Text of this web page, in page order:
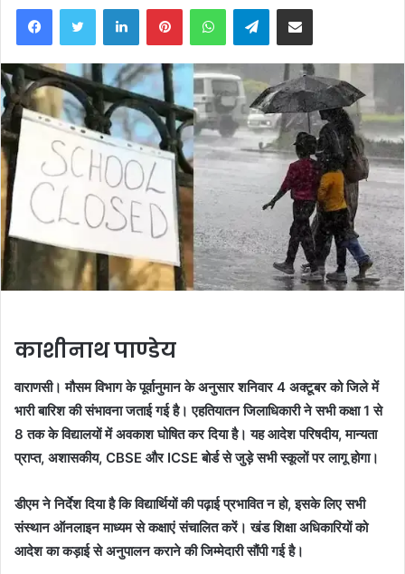
FacebookTwitter LinkedInPinterestWhatsAppTelegramShare via Email
काशीनाथ पाण्डेय
वाराणसी। मौसम विभाग के पूर्वानुमान के अनुसार शनिवार 4 अक्टूबर को जिले में
भारी बारिश की संभावना जताई गई है। एहतियातन जिलाधिकारी ने सभी कक्षा 1 से
8 तक के विद्यालयों में अवकाश घोषित कर दिया है। यह आदेश परिषदीय, मान्यता
प्राप्त, अशासकीय, CBSE और ICSE बोर्ड से जुड़े सभी स्कूलों पर लागू होगा।
डीएम ने निर्देश दिया है कि विद्यार्थियों की पढ़ाई प्रभावित न हो, इसके लिए सभी
संस्थान ऑनलाइन माध्यम से कक्षाएं संचालित करें। खंड शिक्षा अधिकारियों को
आदेश का कड़ाई से अनुपालन कराने की जिम्मेदारी सौंपी गई है।